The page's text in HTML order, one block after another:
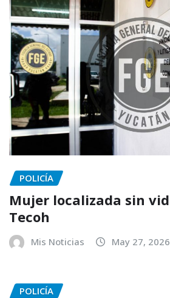
POLICÍA
Mujer localizada sin
Tecoh
Mis Noticias May 27, 2026
POLICÍA